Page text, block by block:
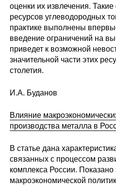
оценки их извлечения.
ресурсов углеводородных
практике выполнены
введение ограничений на
приведет к возможной
значительной части этих
столетия.
И.А. Буданов
Влияние
производства металла в
В статье дана
связанных с процессом
комплекса России. Показано
макроэкономической